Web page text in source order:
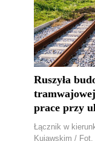
Ruszyła
prace przy
Łącznik w
Kujawskim /